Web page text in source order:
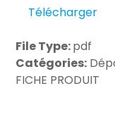
Télécharger
File Type:pdf
Catégories:
FICHE PRODUIT